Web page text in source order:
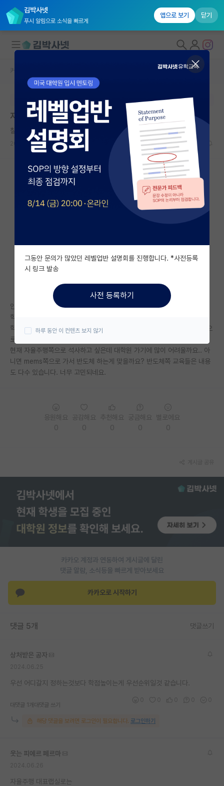
김박사넷
푸시 알림으로 소식을 빠르게
앱으로 보기 닫기
대학원생 모집
국내대학원 정보
연구실&오픈랩
커뮤니티
커뮤니티 홈
전체글보기
베스트 게시판
자유 게시판(아무개랩)
미국 유학 게시판
미국 대학원 합격 후기 게시판
대학원생 모집 게시판
연구실(PI) 홍보 게시판
석박사 채용 정보 게시판
반도체/AI 게시판
학술 정보 게시판
홍보 게시판
커리어
유학교육
재팬라운지 🌸
커뮤니티 홈
본문이 수정되지 않는 박제글입니다.
자율주행 랩
칠칠맞은 버지니아 울프
2024.06.25 5 1946
안녕하세요 서울 ㄱㄱ대 다니고있는 자동차과 학생입니다 현재 3학년이고
학점은 3.77/4.5정도 입니다.
학부연구생으로 mems공부하고 있고 자작자동차에서 전기차랑 자율주행으
로 수상경력도 있고 프로젝트 담당해서 하고 있습니다.
현재 자율주행쪽으로 석사하고 싶은데 대학원 가기에 많이 어려울까요.. 아
니면 mems쪽으로 가서 반도체 하는게 맞을까요? 반도체쪽 교육들은 내용
도 다수 있습니다. 너무 고민되네요.
카카오 계정과 연동하여 게시글에 달린
댓글 알람, 소식등을 빠르게 받아보세요
카카오로 시작하기
댓글 5개 댓글쓰기
상처받은 공자
우선 어디갈지 정하는것보다 학점높이는게 우선순위일것 같습니다.
대댓글 1개 대댓글 쓰기
해당 댓글을 보려면 로그인이 필요합니다. 로그인하기
웃는 피에르 페르마
자율주행 대표랩실로는
그동안 문의가 많았던 레벨업반 설명회를 진행합니다. *사전등록
시 링크 발송
사전 등록하기
하루 동안 이 컨텐츠 보지 않기